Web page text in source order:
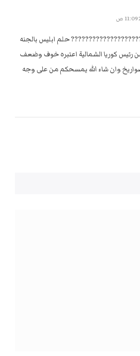
حلم ابليس بالجنه
رئيس كوريا الشمالية اعتبره خوف وضعف
وان شاء الله يمسحكم من على وجه